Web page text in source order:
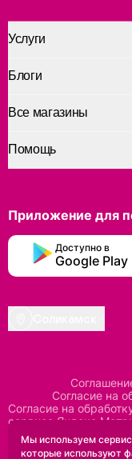
Услуги
Помощь
Блоги
Все магазины
Приложение для
Доступно в
Google Play
Согласие на
Согласие на
сервиса Яндекс
Согласие на
сервиса Mindbox
Мы используем
которые используют